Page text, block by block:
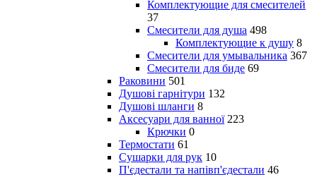
Комплектующие для смесителей
37
Смесители для душа 498
Комплектующие к душу 8
Смесители для умывальника 367
Смесители для биде 69
Раковини 501
Душові гарнітури 132
Душові шланги 8
Аксесуари для ванної 223
Крючки 0
Термостати 61
Сушарки для рук 10
П'єдестали та напівп'єдестали 46